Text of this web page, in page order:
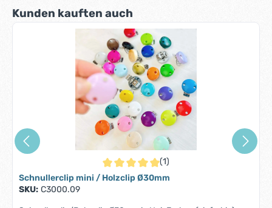
Produktgalerie überspringen
Kunden kauften auch
Durchschnittliche Bewertung von 5 von 5
(1)
Schnullerclip mini / Holzclip Ø30mm
SKU: C3000.09